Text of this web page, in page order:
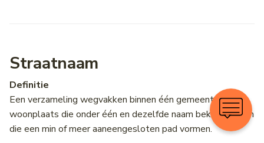
Straatnaam
Definitie
Een verzameling wegvakken binnen één gemeente en één
woonplaats die onder één en dezelfde naam bekend zijn en
die een min of meer aaneengesloten pad vormen.